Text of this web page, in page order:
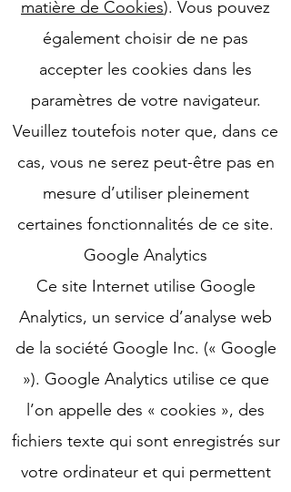
matière de Cookies). Vous pouvez
également choisir de ne pas
accepter les cookies dans les
paramètres de votre navigateur.
Veuillez toutefois noter que, dans ce
cas, vous ne serez peut-être pas en
mesure d’utiliser pleinement
certaines fonctionnalités de ce site.
Google Analytics
Ce site Internet utilise Google
Analytics, un service d’analyse web
de la société Google Inc. (« Google
»). Google Analytics utilise ce que
l’on appelle des « cookies », des
fichiers texte qui sont enregistrés sur
votre ordinateur et qui permettent